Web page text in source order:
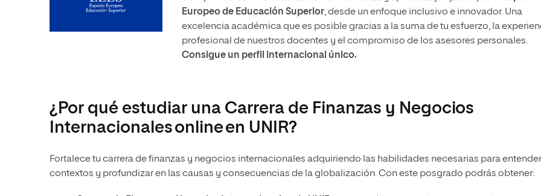
Europeo de Educación Superior, desde un enfoque inclusivo e innovador. Una
excelencia académica que es posible gracias a la suma de tu esfuerzo, la
profesional de nuestros docentes y el compromiso de los asesores personales.
Consigue un perfil internacional único.
¿Por qué estudiar una Carrera de Finanzas y Negocios
Internacionales online en UNIR?
Fortalece tu carrera de finanzas y negocios internacionales adquiriendo las habilidades necesarias para entender
contextos y profundizar en las causas y consecuencias de la globalización. Con este posgrado podrás obtener: